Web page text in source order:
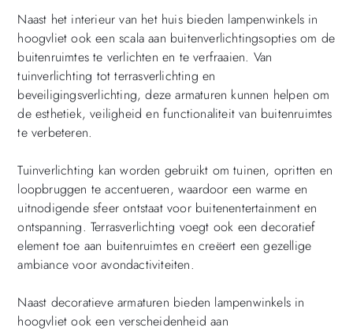
Naast het interieur van het huis bieden lampenwinkels in
hoogvliet ook een scala aan buitenverlichtingsopties om de
buitenruimtes te verlichten en te verfraaien. Van
tuinverlichting tot terrasverlichting en
beveiligingsverlichting, deze armaturen kunnen helpen om
de esthetiek, veiligheid en functionaliteit van buitenruimtes
te verbeteren.
Tuinverlichting kan worden gebruikt om tuinen, opritten en
loopbruggen te accentueren, waardoor een warme en
uitnodigende sfeer ontstaat voor buitenentertainment en
ontspanning. Terrasverlichting voegt ook een decoratief
element toe aan buitenruimtes en creëert een gezellige
ambiance voor avondactiviteiten.
Naast decoratieve armaturen bieden lampenwinkels in
hoogvliet ook een verscheidenheid aan